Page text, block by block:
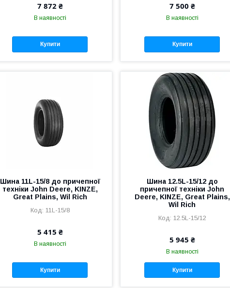
7 872 ₴
В наявності
Купити
7 500 ₴
В наявності
Купити
Шина 11L-15/8 до причепної
техніки John Deere, KINZE,
Great Plains, Wil Rich
11L-15/8
5 415 ₴
В наявності
Купити
Шина 12.5L-15/12 до
причепної техніки John
Deere, KINZE, Great Plains,
Wil Rich
12.5L-15/12
5 945 ₴
В наявності
Купити